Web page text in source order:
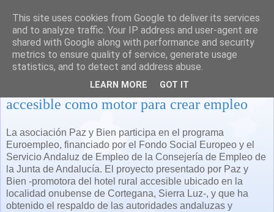
Paz y Bien propone su proyecto de turismo
accesible como motor para crear empleo
La asociación Paz y Bien participa en el programa
Euroempleo, financiado por el Fondo Social Europeo y el
Servicio Andaluz de Empleo de la Consejería de Empleo de
la Junta de Andalucía. El proyecto presentado por Paz y
Bien -promotora del hotel rural accesible ubicado en la
localidad onubense de Cortegana, Sierra Luz-, y que ha
obtenido el respaldo de las autoridades andaluzas y
This site uses cookies from Google to deliver its services
and to analyze traffic. Your IP address and user-agent are
shared with Google along with performance and security
metrics to ensure quality of service, generate usage
statistics, and to detect and address abuse.
LEARN MORE GOT IT